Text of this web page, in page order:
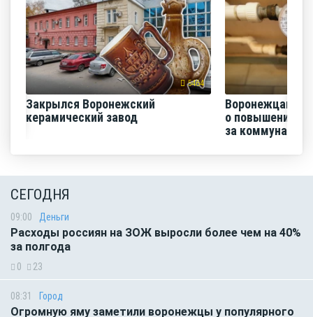
5464
Закрылся Воронежский
керамический завод
Воронежцам
о повышении
за
СЕГОДНЯ
09:00 Деньги
Расходы россиян на ЗОЖ выросли более чем на 40%
за полгода
0 23
08:31 Город
Огромную яму заметили воронежцы у популярного